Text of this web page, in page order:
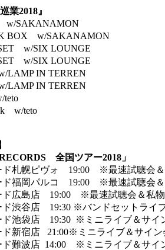
業2018』
w/SAKANAMON
BOX w/SAKANAMON
w/SIX LOUNGE
w/SIX LOUNGE
LAMP IN TERREN
LAMP IN TERREN
teto
w/teto
全国ツアー2018」
ド札幌ピヴォ 19:00 ※最速試聴会
ド福岡パルコ 19:00 ※最速試聴会
ド広島店 19:00 ※最速試聴会＆私
ド渋谷店 19:30 ※バンドセットライ
ド池袋店 19:30 ※ミニライブ＆サイ
ド新宿店 21:00※ミニライブ＆サイン
ド難波店 14:00 ※ミニライブ＆サイ